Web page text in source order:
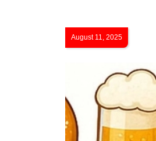
August 11, 2025